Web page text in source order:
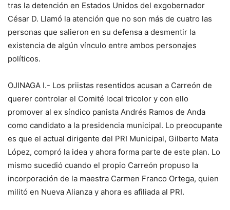
tras la detención en Estados Unidos del exgobernador
César D. Llamó la atención que no son más de cuatro las
personas que salieron en su defensa a desmentir la
existencia de algún vínculo entre ambos personajes
políticos.
OJINAGA I.- Los priistas resentidos acusan a Carreón de
querer controlar el Comité local tricolor y con ello
promover al ex síndico panista Andrés Ramos de Anda
como candidato a la presidencia municipal. Lo preocupante
es que el actual dirigente del PRI Municipal, Gilberto Mata
López, compró la idea y ahora forma parte de este plan. Lo
mismo sucedió cuando el propio Carreón propuso la
incorporación de la maestra Carmen Franco Ortega, quien
militó en Nueva Alianza y ahora es afiliada al PRI.